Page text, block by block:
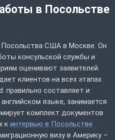
в Посольстве
США в Москве. Он
консульской службы и
оценивают заявителей.
клиентов на всех этапах
правильно составляет и
языке, занимается
комплект документов
к интервью в Посольстве
визу в Америку –